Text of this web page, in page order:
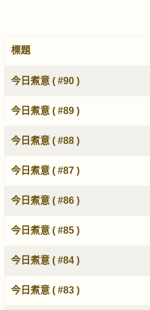
文章
標題
今日煮意 ( #90 )
今日煮意 ( #89 )
今日煮意 ( #88 )
今日煮意 ( #87 )
今日煮意 ( #86 )
今日煮意 ( #85 )
今日煮意 ( #84 )
今日煮意 ( #83 )